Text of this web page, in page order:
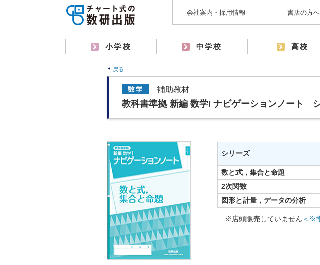
会社案内・採用情報 書店の方へ
小学校 中学校 高校
戻る
補助教材
教科書準拠 新編 数学I ナビゲーションノート
シリーズ
数と式，集合と命題
2次関数
図形と計量，データの分析
※店頭販売していません ＜※